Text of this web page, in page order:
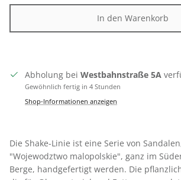
In den Warenkorb
Abholung bei Westbahnstraße 5A
Gewöhnlich fertig in 4 Stunden
Shop-Informationen anzeigen
Die Shake-Linie ist eine Serie von
"Wojewodztwo malopolskie", ganz im
Berge, handgefertigt werden. Die